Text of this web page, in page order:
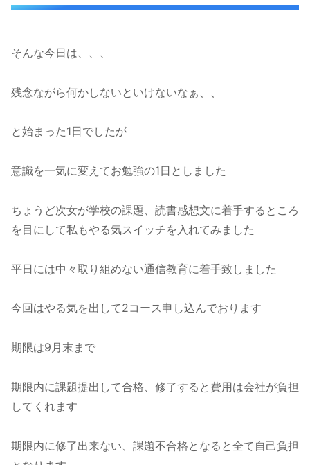
そんな今日は、、、
残念ながら何かしないといけないなぁ、、
と始まった1日でしたが
意識を一気に変えてお勉強の1日としました
ちょうど次女が学校の課題、読書感想文に着手するところ
を目にして私もやる気スイッチを入れてみました
平日には中々取り組めない通信教育に着手致しました
今回はやる気を出して2コース申し込んでおります
期限は9月末まで
期限内に課題提出して合格、修了すると費用は会社が負担
してくれます
期限内に修了出来ない、課題不合格となると全て自己負担